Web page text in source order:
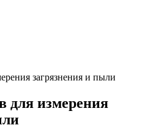
загрязнения и пыли
для измерения